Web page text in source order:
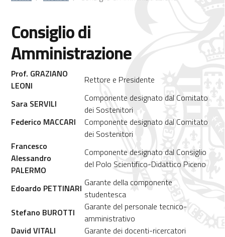
Consiglio di
Amministrazione
Prof. GRAZIANO
LEONI
Rettore e Presidente
Sara SERVILI
Componente designato dal Comitato
dei Sostenitori
Federico MACCARI
Componente designato dal Comitato
dei Sostenitori
Francesco
Alessandro
PALERMO
Componente designato dal Consiglio
del Polo Scientifico-Didattico Piceno
Edoardo PETTINARI Garante della componente
studentesca
Stefano BUROTTI
Garante del personale tecnico-
amministrativo
David VITALI
Garante dei docenti-ricercatori